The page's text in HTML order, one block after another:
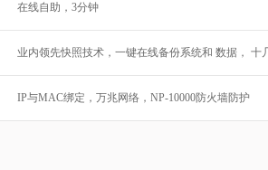
在线自助，3分钟
业内领先快照技术，一键在线备份系统和 数据， 十
IP与MAC绑定，万兆网络，NP-10000防火墙防护